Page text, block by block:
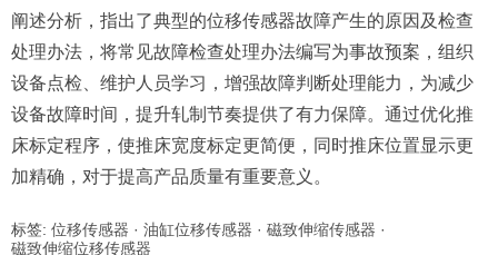
阐述分析，指出了典型的位移传感器故障产生的原因及检查
处理办法，将常见故障检查处理办法编写为事故预案，组织
设备点检、维护人员学习，增强故障判断处理能力，为减少
设备故障时间，提升轧制节奏提供了有力保障。通过优化推
床标定程序，使推床宽度标定更简便，同时推床位置显示更
加精确，对于提高产品质量有重要意义。
标签: 位移传感器 · 油缸位移传感器 · 磁致伸缩传感器 ·
磁致伸缩位移传感器